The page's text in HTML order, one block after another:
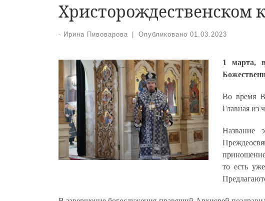
Христорождественском
- Ирина Пивоварова Опубликовано 01.03.2023
1 марта,
Во время
Главная из
Название
то есть